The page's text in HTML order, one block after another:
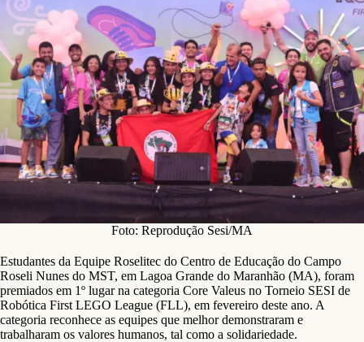
Foto: Reprodução Sesi/MA
Estudantes da Equipe Roselitec do Centro de Educação do Campo
Roseli Nunes do MST, em Lagoa Grande do Maranhão (MA), foram
premiados em 1º lugar na categoria Core Valeus no Torneio SESI de
Robótica First LEGO League (FLL), em fevereiro deste ano. A
categoria reconhece as equipes que melhor demonstraram e
trabalharam os valores humanos, tal como a solidariedade.